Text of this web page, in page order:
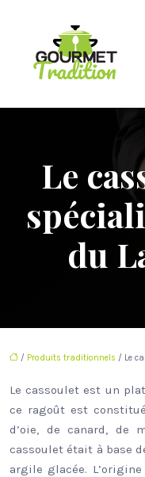
Le
du
/ Produits traditionnels / Le
Le cassoulet est un
ce ragoût est
d’oie, de canard, de
cassoulet était à base
argile glacée.